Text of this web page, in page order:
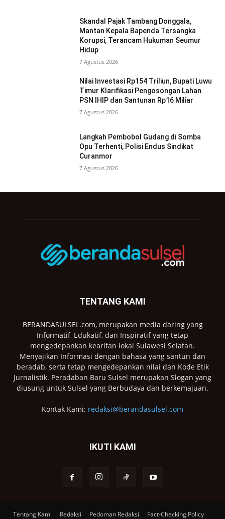
Skandal Pajak Tambang Donggala,
Mantan Kepala Bapenda Tersangka
Korupsi, Terancam Hukuman Seumur
Hidup
7 Agustus 2026
Nilai Investasi Rp154 Triliun, Bupati Luwu
Timur Klarifikasi Pengosongan Lahan
PSN IHIP dan Santunan Rp16 Miliar
7 Agustus 2026
Langkah Pembobol Gudang di Somba
Opu Terhenti, Polisi Endus Sindikat
Curanmor
7 Agustus 2026
TENTANG KAMI
BERANDASULSEL.com, merupakan media daring yang
Informatif, Edukatif, dan Inspiratif yang tetap
mengedepankan kearifan lokal Sulawesi Selatan.
Menyajikan Informasi dengan bahasa yang santun dan
beradab, serta tetap mengedepankan nilai dan Kode Etik
Jurnalistik. Peradaban Baru Sulsel merupakan Slogan yang
diusung untuk Sulsel yang Berbudaya dan berkemajuan.
Kontak Kami: redaksi@berandasulsel.com
IKUTI KAMI
Tentang Kami Redaksi Pedoman Redaksi Fact-Checking Policy